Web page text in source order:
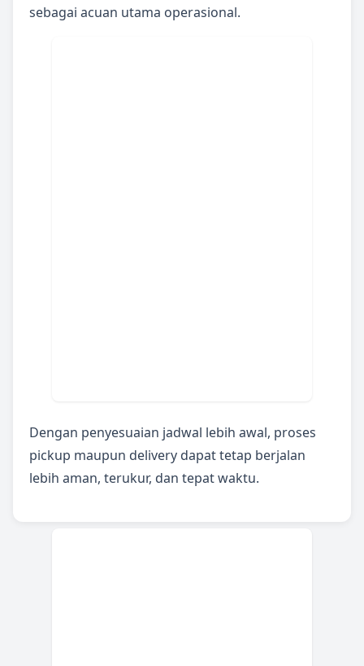
sebagai acuan utama operasional.
Dengan penyesuaian jadwal lebih awal, proses
pickup maupun delivery dapat tetap berjalan
lebih aman, terukur, dan tepat waktu.